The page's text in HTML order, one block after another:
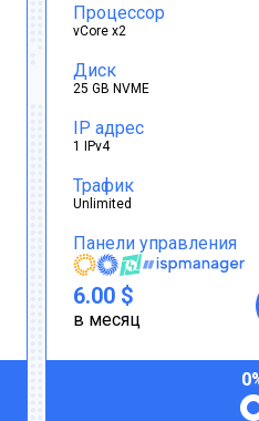
Процессор
vCore x2
Диск
25 GB NVME
IP адрес
1 IPv4
Трафик
Unlimited
Панели управления
6.00 $
в месяц